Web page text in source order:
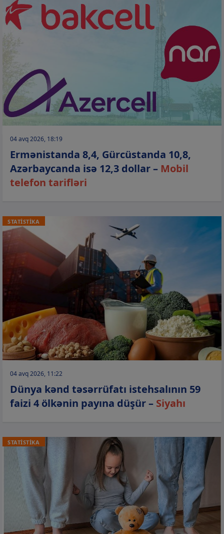
04 avq 2026, 18:19
Ermənistanda 8,4, Gürcüstanda 10,8,
Azərbaycanda isə 12,3 dollar – Mobil
telefon tarifləri
STATİSTİKA
04 avq 2026, 11:22
Dünya kənd təsərrüfatı istehsalının 59
faizi 4 ölkənin payına düşür – Siyahı
STATİSTİKA